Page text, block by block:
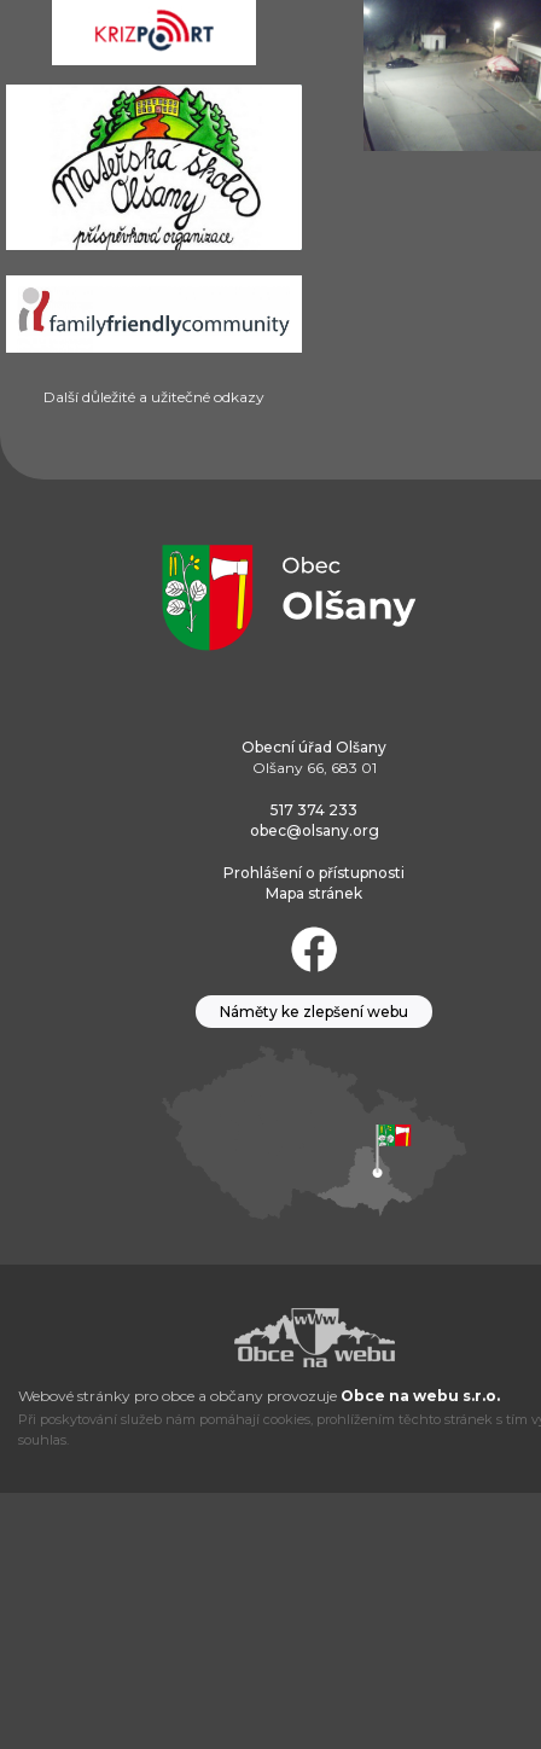
Další důležité a užitečné odkazy
Obecní úřad Olšany
Olšany 66, 683 01
517 374 233
obec@olsany.org
Prohlášení o přístupnosti
Mapa stránek
Náměty ke zlepšení webu
Webové stránky pro obce a občany provozuje Obce na webu s.r.o.
Při poskytování služeb nám pomáhají cookies, prohlížením těchto stránek s tím
souhlas.